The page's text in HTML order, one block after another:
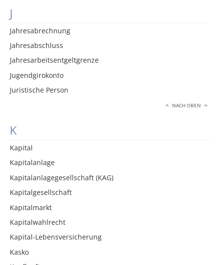
J
Jahresabrechnung
Jahresabschluss
Jahresarbeitsentgeltgrenze
Jugendgirokonto
Juristische Person
NACH OBEN
K
Kapital
Kapitalanlage
Kapitalanlagegesellschaft (KAG)
Kapitalgesellschaft
Kapitalmarkt
Kapitalwahlrecht
Kapital-Lebensversicherung
Kasko